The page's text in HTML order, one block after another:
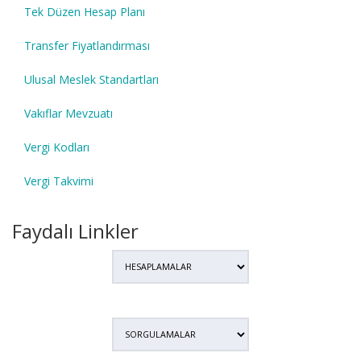
Tek Düzen Hesap Planı
Transfer Fiyatlandırması
Ulusal Meslek Standartları
Vakıflar Mevzuatı
Vergi Kodları
Vergi Takvimi
Faydalı Linkler